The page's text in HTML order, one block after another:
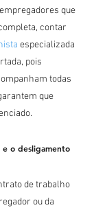
que
contar
especializada
pois
todas
que
e o desligamento
de trabalho
ou da